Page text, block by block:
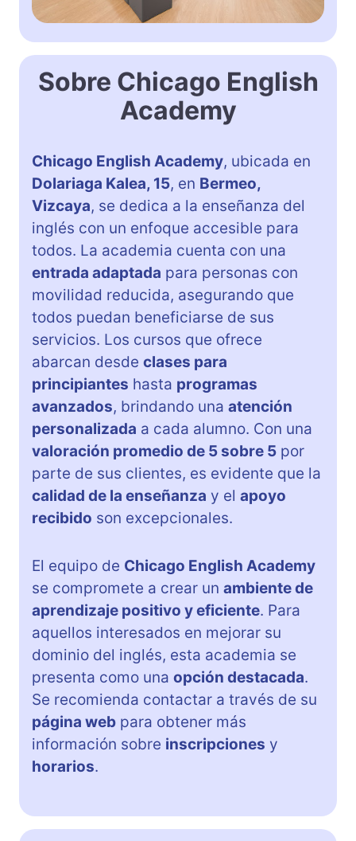
Sobre Chicago English
Academy
Chicago English Academy, ubicada en
Dolariaga Kalea, 15, en Bermeo,
Vizcaya, se dedica a la enseñanza del
inglés con un enfoque accesible para
todos. La academia cuenta con una
entrada adaptada para personas con
movilidad reducida, asegurando que
todos puedan beneficiarse de sus
servicios. Los cursos que ofrece
abarcan desde clases para
principiantes hasta programas
avanzados, brindando una atención
personalizada a cada alumno. Con una
valoración promedio de 5 sobre 5 por
parte de sus clientes, es evidente que la
calidad de la enseñanza y el apoyo
recibido son excepcionales.
El equipo de Chicago English Academy
se compromete a crear un ambiente de
aprendizaje positivo y eficiente. Para
aquellos interesados en mejorar su
dominio del inglés, esta academia se
presenta como una opción destacada.
Se recomienda contactar a través de su
página web para obtener más
información sobre inscripciones y
horarios.